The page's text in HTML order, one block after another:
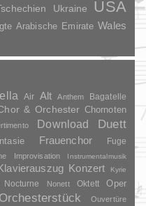
Ukraine USA
Arabische Emirate Wales
Air Alt Anthem Bagatelle
& Orchester Chornoten
Download
Duett
Frauenchor Fuge
Improvisation Instrumentalmusik
Klavierauszug Konzert Kyrie
Nocturne Nonett Oktett Oper
Orchesterstück Ouvertüre